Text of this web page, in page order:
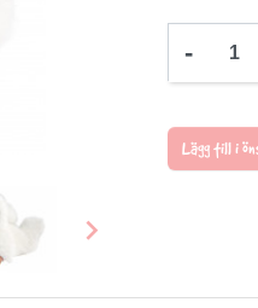

-
Lägg till i